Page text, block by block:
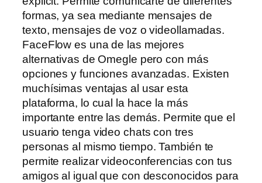
formas, ya sea mediante mensajes de
texto, mensajes de voz o videollamadas.
FaceFlow es una de las mejores
alternativas de Omegle pero con más
opciones y funciones avanzadas. Existen
muchísimas ventajas al usar esta
plataforma, lo cual la hace la más
importante entre las demás. Permite que el
usuario tenga video chats con tres
personas al mismo tiempo. También te
permite realizar videoconferencias con tus
amigos al igual que con desconocidos para